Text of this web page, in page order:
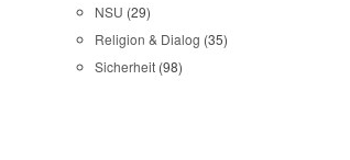
NSU (29)
Religion & Dialog (35)
Sicherheit (98)